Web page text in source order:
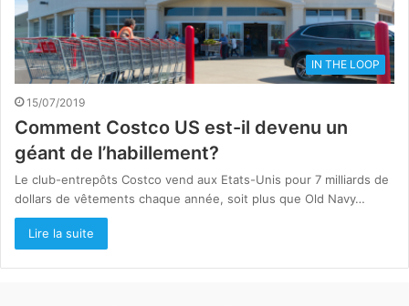
IN THE LOOP
15/07/2019
Comment Costco US est-il devenu un
géant de l’habillement?
Le club-entrepôts Costco vend aux Etats-Unis pour 7 milliards de
dollars de vêtements chaque année, soit plus que Old Navy…
Lire la suite